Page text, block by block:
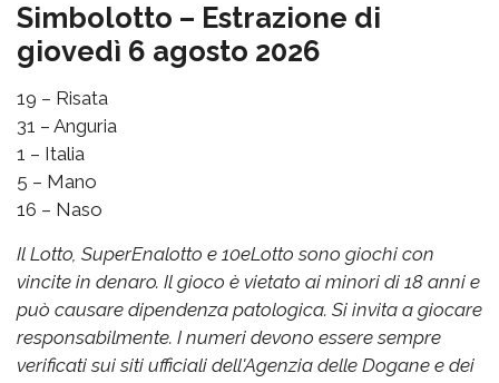
Simbolotto – Estrazione di
giovedì 6 agosto 2026
19 – Risata
31 – Anguria
1 – Italia
5 – Mano
16 – Naso
Il Lotto, SuperEnalotto e 10eLotto sono giochi con
vincite in denaro. Il gioco è vietato ai minori di 18 anni e
può causare dipendenza patologica. Si invita a giocare
responsabilmente. I numeri devono essere sempre
verificati sui siti ufficiali dell'Agenzia delle Dogane e dei